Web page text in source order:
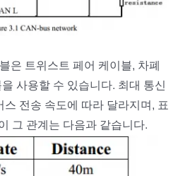
은 트위스트 페어 케이블, 차폐
사용할 수 있습니다. 최대 통신
스 전송 속도에 따라 달라지며, 표
그 관계는 다음과 같습니다.